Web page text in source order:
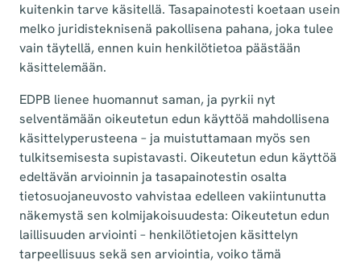
kuitenkin tarve käsitellä. Tasapainotesti koetaan usein
melko juridisteknisenä pakollisena pahana, joka tulee
vain täytellä, ennen kuin henkilötietoa päästään
käsittelemään.
EDPB lienee huomannut saman, ja pyrkii nyt
selventämään oikeutetun edun käyttöä mahdollisena
käsittelyperusteena – ja muistuttamaan myös sen
tulkitsemisesta supistavasti. Oikeutetun edun käyttöä
edeltävän arvioinnin ja tasapainotestin osalta
tietosuojaneuvosto vahvistaa edelleen vakiintunutta
näkemystä sen kolmijakoisuudesta: Oikeutetun edun
laillisuuden arviointi – henkilötietojen käsittelyn
tarpeellisuus sekä sen arviointia, voiko tämä